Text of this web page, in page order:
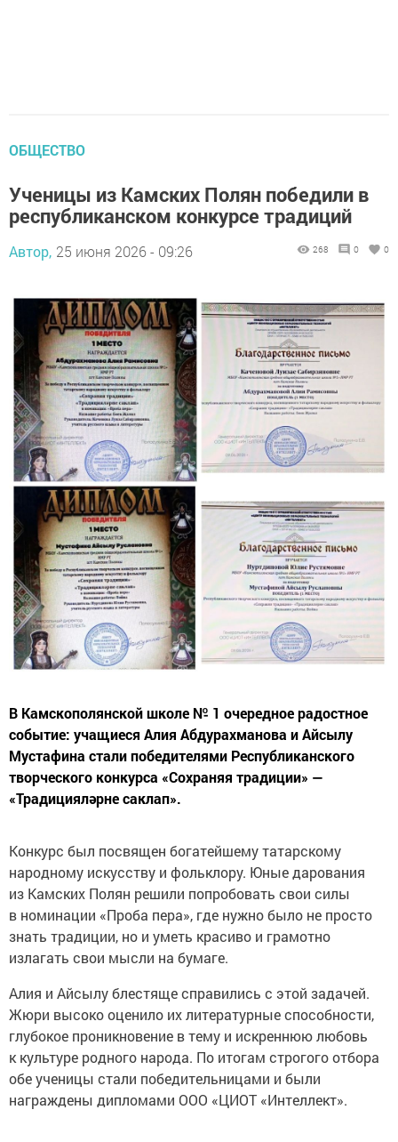
ОБЩЕСТВО
Ученицы из Камских Полян победили в
республиканском конкурсе традиций
Автор, 25 июня 2026 - 09:26 268 0 0
В Камскополянской школе № 1 очередное радостное
событие: учащиеся Алия Абдурахманова и Айсылу
Мустафина стали победителями Республиканского
творческого конкурса «Сохраняя традиции» —
«Традицияләрне саклап».
Конкурс был посвящен богатейшему татарскому
народному искусству и фольклору. Юные дарования
из Камских Полян решили попробовать свои силы
в номинации «Проба пера», где нужно было не просто
знать традиции, но и уметь красиво и грамотно
излагать свои мысли на бумаге.
Алия и Айсылу блестяще справились с этой задачей.
Жюри высоко оценило их литературные способности,
глубокое проникновение в тему и искреннюю любовь
к культуре родного народа. По итогам строгого отбора
обе ученицы стали победительницами и были
награждены дипломами ООО «ЦИОТ «Интеллект».